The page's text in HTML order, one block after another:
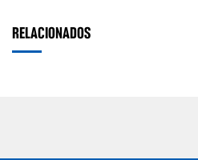
RELACIONADOS